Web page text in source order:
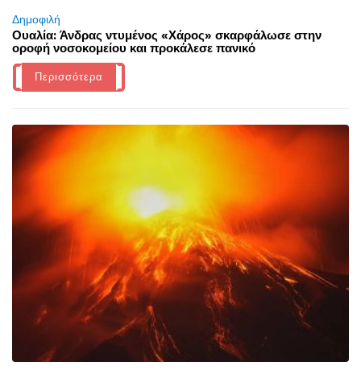
Δημοφιλή
Ουαλία: Άνδρας ντυμένος «Χάρος» σκαρφάλωσε στην
οροφή νοσοκομείου και προκάλεσε πανικό
Περισσότερα